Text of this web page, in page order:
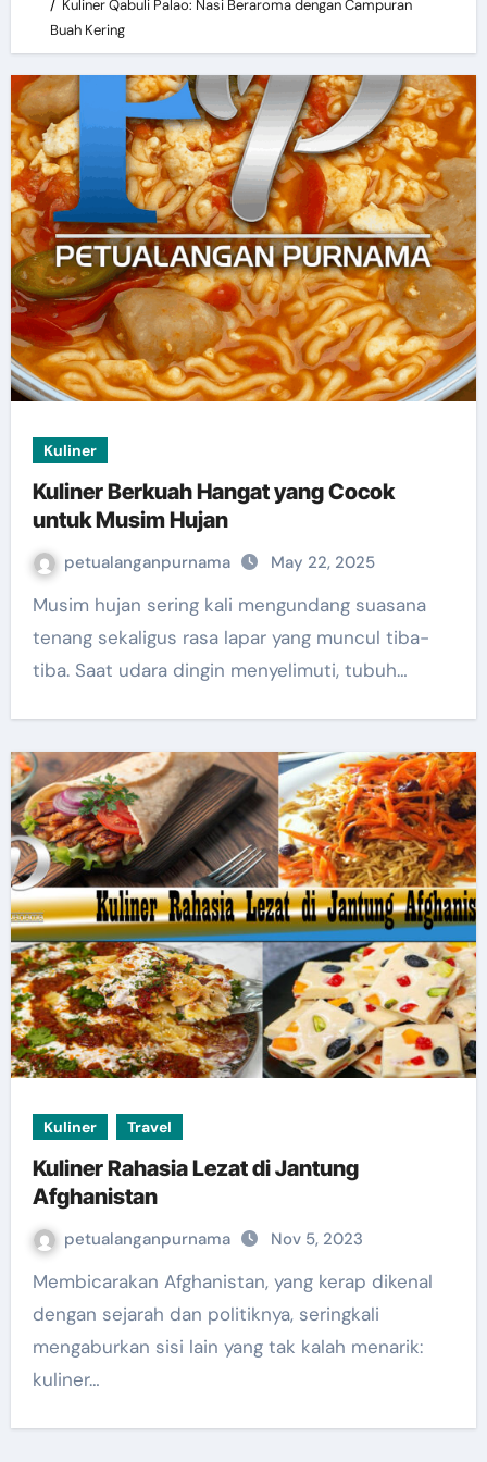
Kuliner Qabuli Palao: Nasi Beraroma dengan Campuran
Buah Kering
Kuliner
Kuliner Berkuah Hangat yang Cocok
untuk Musim Hujan
petualanganpurnama May 22, 2025
Musim hujan sering kali mengundang suasana
tenang sekaligus rasa lapar yang muncul tiba-
tiba. Saat ­udara dingin menyelimuti, tubuh…
Kuliner Travel
Kuliner Rahasia Lezat di Jantung
Afghanistan
petualanganpurnama Nov 5, 2023
Membicarakan Afghanistan, yang kerap dikenal
dengan sejarah dan politiknya, seringkali
mengaburkan sisi lain yang tak kalah menarik:
kuliner…